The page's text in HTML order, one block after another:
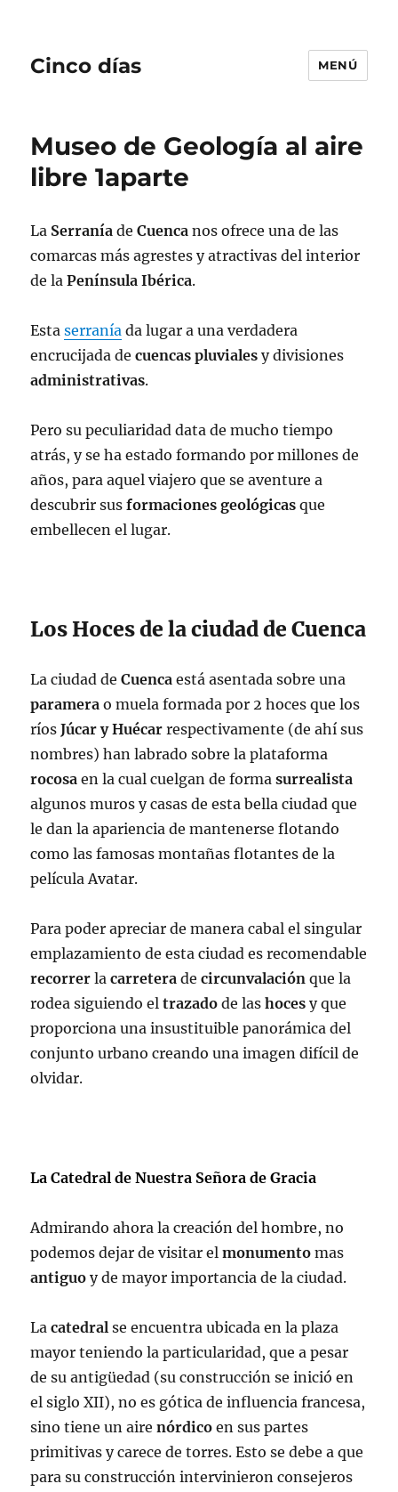
Cinco días MENÚ
Museo de Geología al aire
libre 1aparte
La Serranía deCuenca nos ofrece una de las
comarcas más agrestes y atractivas del interior
de laPenínsula Ibérica.
Estaserranía da lugar a una verdadera
encrucijada decuencas pluviales y divisiones
administrativas.
Pero su peculiaridad data de mucho tiempo
atrás, y se ha estado formando por millones de
años, para aquel viajero que se aventure a
descubrir susformaciones geológicas que
embellecen el lugar.
Los Hoces de la ciudad de Cuenca
La ciudad deCuenca está asentada sobre una
paramera o muela formada por 2 hoces que los
ríosJúcar y Huécar respectivamente (de ahí sus
nombres) han labrado sobre la plataforma
rocosa en la cual cuelgan de formasurrealista
algunos muros y casas de esta bella ciudad que
le dan la apariencia de mantenerse flotando
como las famosas montañas flotantes de la
película Avatar.
Para poder apreciar de manera cabal el singular
emplazamiento de esta ciudad es recomendable
recorrer lacarretera decircunvalación que la
rodea siguiendo eltrazado de lashoces y que
proporciona una insustituible panorámica del
conjunto urbano creando una imagen difícil de
olvidar.
La Catedral de Nuestra Señora de Gracia
Admirando ahora la creación del hombre, no
podemos dejar de visitar elmonumento mas
antiguo y de mayor importancia de la ciudad.
Lacatedral se encuentra ubicada en la plaza
mayor teniendo la particularidad, que a pesar
de su antigüedad (su construcción se inició en
el siglo XII), no es gótica de influencia francesa,
sino tiene un airenórdico en sus partes
primitivas y carece de torres. Esto se debe a que
para su construcción intervinieron consejeros